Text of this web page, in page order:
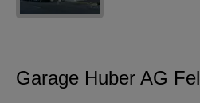
Garage Huber AG